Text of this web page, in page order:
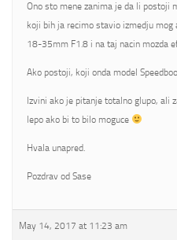
Ono sto mene zanima je da li postoji
koji bih ja recimo stavio izmedju
18-35mm F1.8 i na taj nacin mozda
Ako postoji, koji onda model
Izvini ako je pitanje totalno glupo, ali
lepo ako bi to bilo moguce
Hvala unapred.
Pozdrav od Sase
May 14, 2017 at 11:23 am